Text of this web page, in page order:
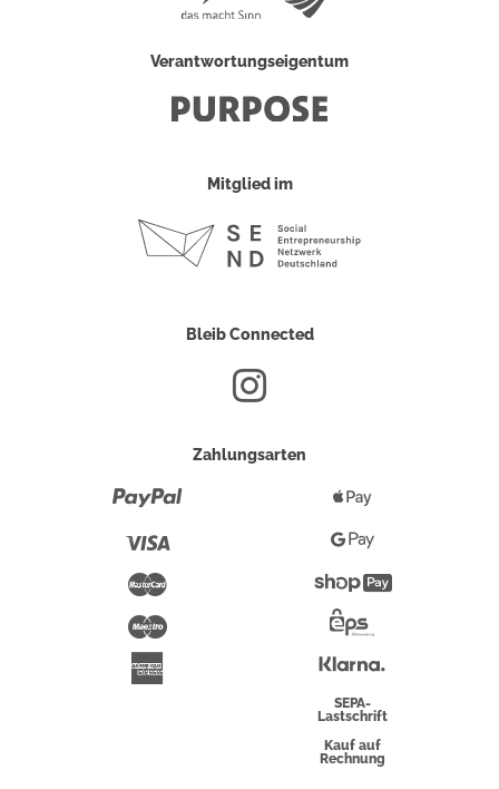
Verantwortungseigentum
Mitglied im
Bleib Connected
Zahlungsarten
Maestro
Pay
Google
Pay
Überweisung
SEPA-
Lastschrift
Kauf auf
Rechnung